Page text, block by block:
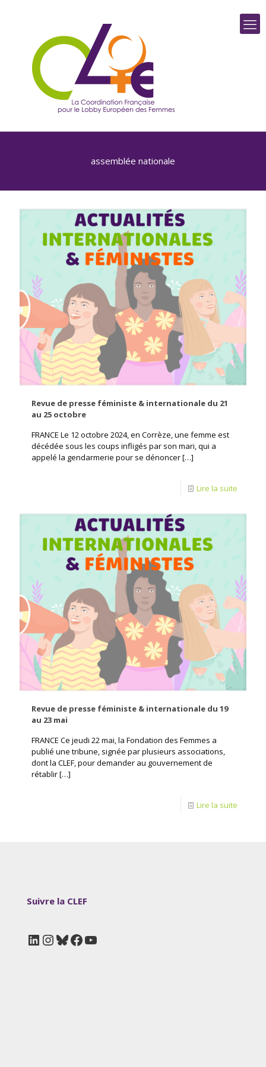
assemblée nationale
Revue de presse féministe & internationale du 21
au 25 octobre
FRANCE Le 12 octobre 2024, en Corrèze, une femme est
décédée sous les coups infligés par son mari, qui a
appelé la gendarmerie pour se dénoncer[…]
Lire la suite
Revue de presse féministe & internationale du 19
au 23 mai
FRANCE Ce jeudi 22 mai, la Fondation des Femmes a
publié une tribune, signée par plusieurs associations,
dont la CLEF, pour demander au gouvernement de
rétablir[…]
Lire la suite
Suivre la CLEF
LinkedIn
Instagram
Bluesky
Facebook
YouTube